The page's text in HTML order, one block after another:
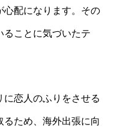
心配になります。その
ることに気づいたテ
に恋人のふりをさせる
るため、海外出張に向